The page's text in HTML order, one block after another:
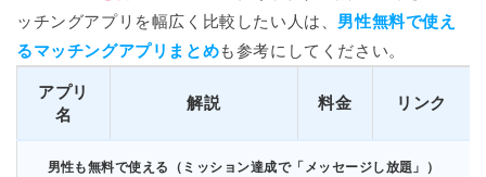
ッチングアプリを幅広く比較したい人は、 男性無料で使え
るマッチングアプリまとめも参考にしてください。
アプリ
名
解説 料金 リンク
男性も無料で使える（ミッション達成で「メッセージし放題」）